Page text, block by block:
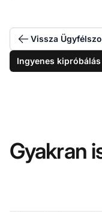
Vissza
Ingyenes kipróbálás
Gyakran